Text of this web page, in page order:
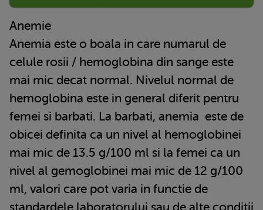
Anemie
Anemia este o boala in care numarul de
celule rosii / hemoglobina din sange este
mai mic decat normal. Nivelul normal de
hemoglobina este in general diferit pentru
femei si barbati. La barbati, anemia este de
obicei definita ca un nivel al hemoglobinei
mai mic de 13.5 g/100 ml si la femei ca un
nivel al gemoglobinei mai mic de 12 g/100
ml, valori care pot varia in functie de
standardele laboratorului sau de alte conditii